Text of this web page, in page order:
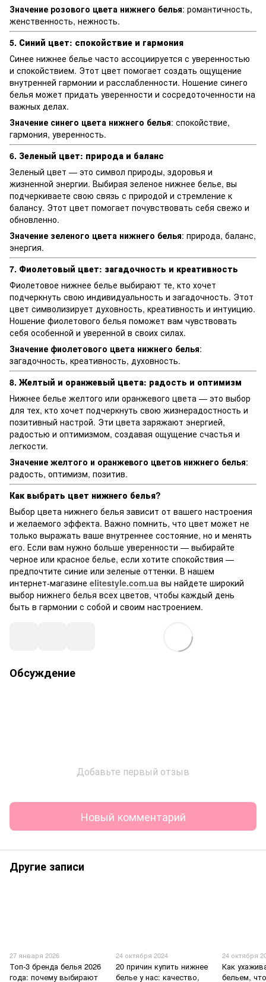
Значение розового цвета нижнего белья: романтичность,
женственность, нежность.
5. Синий цвет: спокойствие и гармония
Синее нижнее белье часто ассоциируется с уверенностью
и спокойствием. Этот цвет помогает создать ощущение
внутренней гармонии и расслабленности. Ношение синего
белья может придать уверенности и сосредоточенности на
важных делах.
Значение синего цвета нижнего белья: спокойствие,
гармония, уверенность.
6. Зеленый цвет: природа и баланс
Зеленый цвет — это символ природы, здоровья и
жизненной энергии. Выбирая зеленое нижнее белье, вы
подчеркиваете свою связь с природой и стремление к
балансу. Этот цвет помогает почувствовать себя свежо и
обновленно.
Значение зеленого цвета нижнего белья: природа, баланс,
энергия.
7. Фиолетовый цвет: загадочность и креативность
Фиолетовое нижнее белье выбирают те, кто хочет
подчеркнуть свою индивидуальность и загадочность. Этот
цвет символизирует духовность, креативность и интуицию.
Ношение фиолетового белья поможет вам чувствовать
себя особенной и уверенной в своих силах.
Значение фиолетового цвета нижнего белья:
загадочность, креативность, духовность.
8. Желтый и оранжевый цвета: радость и оптимизм
Нижнее белье желтого или оранжевого цвета — это выбор
для тех, кто хочет подчеркнуть свою жизнерадостность и
позитивный настрой. Эти цвета заряжают энергией,
радостью и оптимизмом, создавая ощущение счастья и
легкости.
Значение желтого и оранжевого цветов нижнего белья:
радость, оптимизм, позитив.
Как выбрать цвет нижнего белья?
Выбор цвета нижнего белья зависит от вашего настроения
и желаемого эффекта. Важно помнить, что цвет может не
только выражать ваше внутреннее состояние, но и менять
его. Если вам нужно больше уверенности — выбирайте
черное или красное белье, если хотите спокойствия —
предпочтите синие или зеленые оттенки. В нашем
интернет-магазине elitestyle.com.ua вы найдете широкий
выбор нижнего белья всех цветов, чтобы каждый день
быть в гармонии с собой и своим настроением.
Обсуждение
Добавьте первый отзыв
Новый комментарий
Другие записи
27 января 2026
Топ-3 бренда белья 2026
года: почему выбирают
24 октября 2024
20 причин купить нижнее
белье у нас: качество,
24 октября
Как
бельем,